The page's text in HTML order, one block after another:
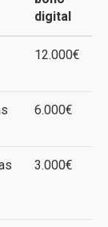
digital
12.000€
6.000€
3.000€